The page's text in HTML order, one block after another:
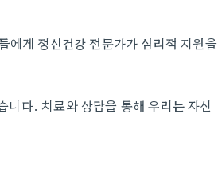
에게 정신건강 전문가가 심리적 지원을
니다. 치료와 상담을 통해 우리는 자신